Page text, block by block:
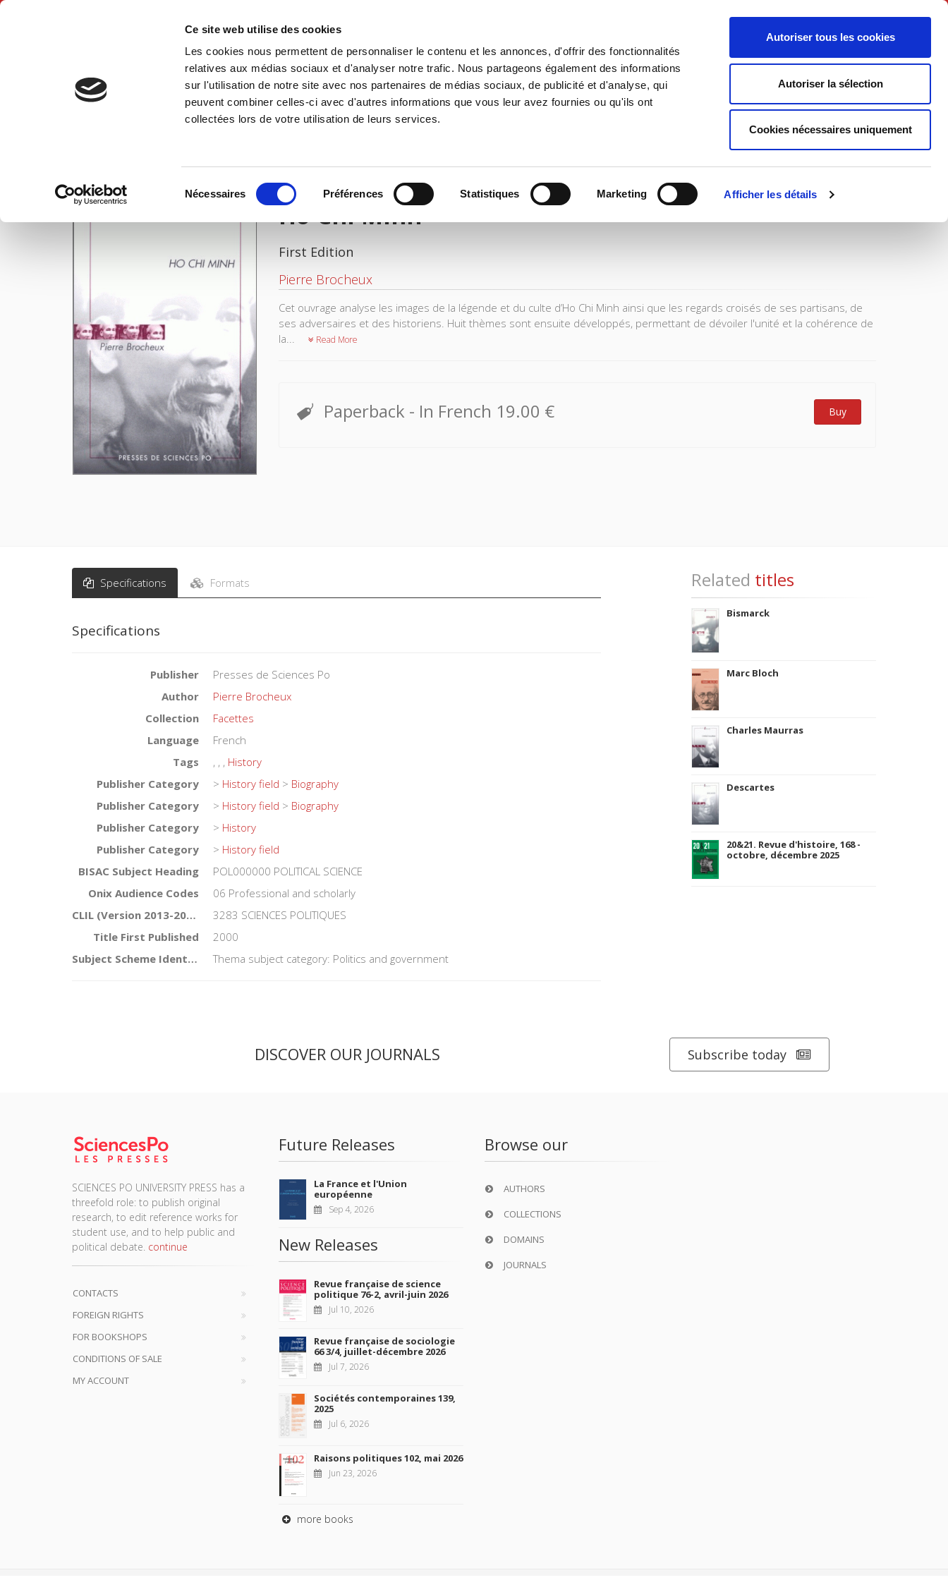
Ce site web utilise des cookies
Les cookies nous permettent de personnaliser le contenu et les annonces, d'offrir des fonctionnalités
relatives aux médias sociaux et d'analyser notre trafic. Nous partageons également des informations
sur l'utilisation de notre site avec nos partenaires de médias sociaux, de publicité et d'analyse, qui
peuvent combiner celles-ci avec d'autres informations que vous leur avez fournies ou qu'ils ont
collectées lors de votre utilisation de leurs services.
Nécessaires Préférences Statistiques Marketing Afficher les détails
Autoriser tous les cookies
Autoriser la sélection
Cookies nécessaires uniquement
English
Home Environment History International Politics
Home
Ho Chi Minh
First Edition
Pierre Brocheux
Cet ouvrage analyse les images de la légende et du culte d’Ho Chi Minh ainsi que les regards croisés de ses partisans, de
ses adversaires et des historiens. Huit thèmes sont ensuite développés, permettant de dévoiler l'unité et la cohérence de
la...
Read More
Paperback - In French 19.00 € Buy
Specifications Formats
Specifications
Publisher
Presses de Sciences Po
Author
Pierre Brocheux
Collection
Facettes
Language
French
Tags
, , , History
Publisher Category
> History field > Biography
Publisher Category
> History field > Biography
Publisher Category
> History
Publisher Category
> History field
BISAC Subject Heading
POL000000 POLITICAL SCIENCE
Onix Audience Codes
06 Professional and scholarly
CLIL (Version 2013-2019)
3283 SCIENCES POLITIQUES
Title First Published
2000
Subject Scheme Identifier Code
Thema subject category: Politics and government
Related titles
Bismarck
Marc Bloch
Charles Maurras
Descartes
20&21. Revue d'histoire, 168 -
octobre, décembre 2025
DISCOVER OUR JOURNALS Subscribe today
SCIENCES PO UNIVERSITY PRESS has a
threefold role: to publish original
research, to edit reference works for
student use, and to help public and
political debate. continue
CONTACTS
FOREIGN RIGHTS
FOR BOOKSHOPS
CONDITIONS OF SALE
MY ACCOUNT
Future Releases
La France et l'Union
européenne
Sep 4, 2026
New Releases
Revue française de science
politique 76-2, avril-juin 2026
Jul 10, 2026
Revue française de sociologie
66 3/4, juillet-décembre 2026
Jul 7, 2026
Sociétés contemporaines 139,
2025
Jul 6, 2026
Raisons politiques 102, mai 2026
Jun 23, 2026
more books
Browse our
AUTHORS
COLLECTIONS
DOMAINS
JOURNALS